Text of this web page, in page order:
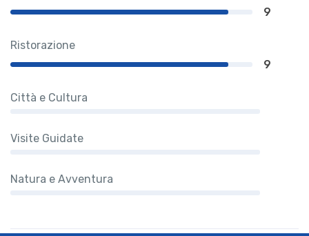
9
Ristorazione
9
Città e Cultura
Visite Guidate
Natura e Avventura